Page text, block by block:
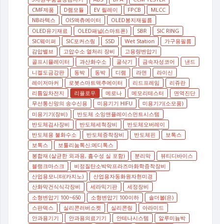
CMF제품
D램모듈 EV 릴레이 FPCB
MLCC
NB라텍스
OIS액츄에이터
OLED봉지재필름
OLED유기재료
OLED패널(스마트폰) SBR
SIC RING
SIC웨이퍼
SIC포커스링 SSD Wet Station
가구용필름
감압밸브
고압수소 열처리 장비
고용량변압기
골프시뮬레이터
과산화수소 굴삭기 금속자성코어
낸드
니켈도금강판
동박 동박 디램 라면
라이신
레이저마커
로봇스마트액추에이터 리드프레임
리쥬란
리튬일차전지
리플로우 메로나 메모리테스터
면역진단
무선통신망의 송수신용
미용기기 HIFU
미용기기(소모품)
미용기기(장비)
반도체 소잉앤플레이스먼트시스템
반도체검사장비
반도체세척장비
반도체오버레이
반도체용 불화수소
반도체증착장비 반도체핀
보톡스
보톡스
보툴리눔톡신:메디톡스
봉합재 (살균한 외과용, 흡수성 실 포함)
분리막
뷰티디바이스
블랭크마스크
비정질탄소박막프라즈마화학증착장비
산업용모니터(카지노)
산업용자동화원자현미경
산화막건식식각장비
세라믹기판
세정장비
소형변압기 100~650
소형변압기 100이하
솔더볼(은)
스판덱스
실리콘러버소켓 실리콘링
아라미드
안과용기기
안과용의료기기 안테나시스템
알루미늄박